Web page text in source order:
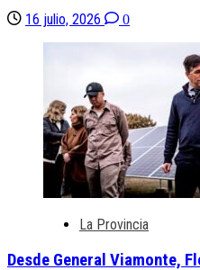
16 julio, 2026 0
La Provincia
Desde General Viamonte,